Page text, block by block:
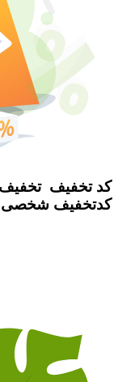
کد تخفیف
کدتخفیف شخصی